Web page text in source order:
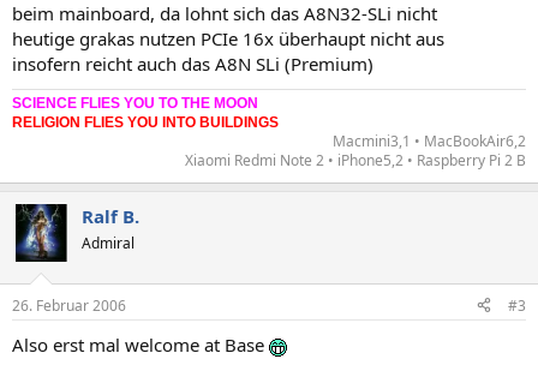
beim mainboard, da lohnt sich das A8N32-SLi nicht
heutige grakas nutzen PCIe 16x überhaupt nicht aus
insofern reicht auch das A8N SLi (Premium)
SCIENCE FLIES YOU TO THE MOON
RELIGION FLIES YOU INTO BUILDINGS
Macmini3,1 • MacBookAir6,2
Xiaomi Redmi Note 2 • iPhone5,2 • Raspberry Pi 2 B​
Ralf B.
Admiral
26. Februar 2006 #3
Also erst mal welcome at Base